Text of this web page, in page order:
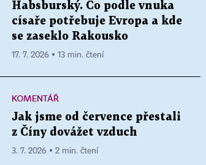
Habsburský. Co podle vnuka
císaře potřebuje Evropa a kde
se zaseklo Rakousko
17. 7. 2026 ▪ 13 min. čtení
KOMENTÁŘ
Jak jsme od července přestali
z Číny dovážet vzduch
3. 7. 2026 ▪ 2 min. čtení